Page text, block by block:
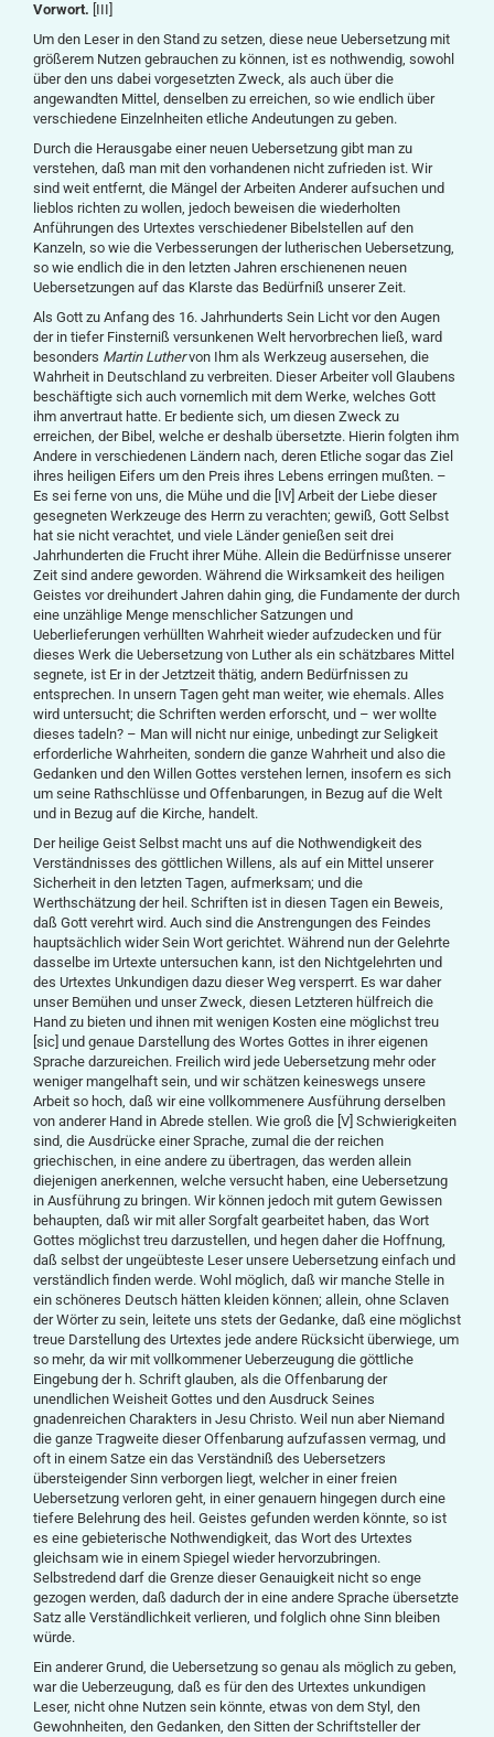
Vorwort. [III]
Um den Leser in den Stand zu setzen, diese neue Uebersetzung mit
größerem Nutzen gebrauchen zu können, ist es nothwendig, sowohl
über den uns dabei vorgesetzten Zweck, als auch über die
angewandten Mittel, denselben zu erreichen, so wie endlich über
verschiedene Einzelnheiten etliche Andeutungen zu geben.
Durch die Herausgabe einer neuen Uebersetzung gibt man zu
verstehen, daß man mit den vorhandenen nicht zufrieden ist. Wir
sind weit entfernt, die Mängel der Arbeiten Anderer aufsuchen und
lieblos richten zu wollen, jedoch beweisen die wiederholten
Anführungen des Urtextes verschiedener Bibelstellen auf den
Kanzeln, so wie die Verbesserungen der lutherischen Uebersetzung,
so wie endlich die in den letzten Jahren erschienenen neuen
Uebersetzungen auf das Klarste das Bedürfniß unserer Zeit.
Als Gott zu Anfang des 16. Jahrhunderts Sein Licht vor den Augen
der in tiefer Finsterniß versunkenen Welt hervorbrechen ließ, ward
besonders Martin Luthervon Ihm als Werkzeug ausersehen, die
Wahrheit in Deutschland zu verbreiten. Dieser Arbeiter voll Glaubens
beschäftigte sich auch vornemlich mit dem Werke, welches Gott
ihm anvertraut hatte. Er bediente sich, um diesen Zweck zu
erreichen, der Bibel, welche er deshalb übersetzte. Hierin folgten ihm
Andere in verschiedenen Ländern nach, deren Etliche sogar das Ziel
ihres heiligen Eifers um den Preis ihres Lebens erringen mußten. –
Es sei ferne von uns, die Mühe und die [IV] Arbeit der Liebe dieser
gesegneten Werkzeuge des Herrn zu verachten; gewiß, Gott Selbst
hat sie nicht verachtet, und viele Länder genießen seit drei
Jahrhunderten die Frucht ihrer Mühe. Allein die Bedürfnisse unserer
Zeit sind andere geworden. Während die Wirksamkeit des heiligen
Geistes vor dreihundert Jahren dahin ging, die Fundamente der durch
eine unzählige Menge menschlicher Satzungen und
Ueberlieferungen verhüllten Wahrheit wieder aufzudecken und für
dieses Werk die Uebersetzung von Luther als ein schätzbares Mittel
segnete, ist Er in der Jetztzeit thätig, andern Bedürfnissen zu
entsprechen. In unsern Tagen geht man weiter, wie ehemals. Alles
wird untersucht; die Schriften werden erforscht, und – wer wollte
dieses tadeln? – Man will nicht nur einige, unbedingt zur Seligkeit
erforderliche Wahrheiten, sondern die ganze Wahrheit und also die
Gedanken und den Willen Gottes verstehen lernen, insofern es sich
um seine Rathschlüsse und Offenbarungen, in Bezug auf die Welt
und in Bezug auf die Kirche, handelt.
Der heilige Geist Selbst macht uns auf die Nothwendigkeit des
Verständnisses des göttlichen Willens, als auf ein Mittel unserer
Sicherheit in den letzten Tagen, aufmerksam; und die
Werthschätzung der heil. Schriften ist in diesen Tagen ein Beweis,
daß Gott verehrt wird. Auch sind die Anstrengungen des Feindes
hauptsächlich wider Sein Wort gerichtet. Während nun der Gelehrte
dasselbe im Urtexte untersuchen kann, ist den Nichtgelehrten und
des Urtextes Unkundigen dazu dieser Weg versperrt. Es war daher
unser Bemühen und unser Zweck, diesen Letzteren hülfreich die
Hand zu bieten und ihnen mit wenigen Kosten eine möglichst treu
[sic] und genaue Darstellung des Wortes Gottes in ihrer eigenen
Sprache darzureichen. Freilich wird jede Uebersetzung mehr oder
weniger mangelhaft sein, und wir schätzen keineswegs unsere
Arbeit so hoch, daß wir eine vollkommenere Ausführung derselben
von anderer Hand in Abrede stellen. Wie groß die [V] Schwierigkeiten
sind, die Ausdrücke einer Sprache, zumal die der reichen
griechischen, in eine andere zu übertragen, das werden allein
diejenigen anerkennen, welche versucht haben, eine Uebersetzung
in Ausführung zu bringen. Wir können jedoch mit gutem Gewissen
behaupten, daß wir mit aller Sorgfalt gearbeitet haben, das Wort
Gottes möglichst treu darzustellen, und hegen daher die Hoffnung,
daß selbst der ungeübteste Leser unsere Uebersetzung einfach und
verständlich finden werde. Wohl möglich, daß wir manche Stelle in
ein schöneres Deutsch hätten kleiden können; allein, ohne Sclaven
der Wörter zu sein, leitete uns stets der Gedanke, daß eine möglichst
treue Darstellung des Urtextes jede andere Rücksicht überwiege, um
so mehr, da wir mit vollkommener Ueberzeugung die göttliche
Eingebung der h. Schrift glauben, als die Offenbarung der
unendlichen Weisheit Gottes und den Ausdruck Seines
gnadenreichen Charakters in Jesu Christo. Weil nun aber Niemand
die ganze Tragweite dieser Offenbarung aufzufassen vermag, und
oft in einem Satze ein das Verständniß des Uebersetzers
übersteigender Sinn verborgen liegt, welcher in einer freien
Uebersetzung verloren geht, in einer genauern hingegen durch eine
tiefere Belehrung des heil. Geistes gefunden werden könnte, so ist
es eine gebieterische Nothwendigkeit, das Wort des Urtextes
gleichsam wie in einem Spiegel wieder hervorzubringen.
Selbstredend darf die Grenze dieser Genauigkeit nicht so enge
gezogen werden, daß dadurch der in eine andere Sprache übersetzte
Satz alle Verständlichkeit verlieren, und folglich ohne Sinn bleiben
würde.
Ein anderer Grund, die Uebersetzung so genau als möglich zu geben,
war die Ueberzeugung, daß es für den des Urtextes unkundigen
Leser, nicht ohne Nutzen sein könnte, etwas von dem Styl, den
Gewohnheiten, den Gedanken, den Sitten der Schriftsteller der